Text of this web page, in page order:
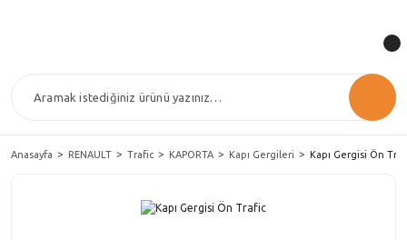
Anasayfa RENAULT Trafic KAPORTA Kapı Gergileri Kapı Gergisi Ön